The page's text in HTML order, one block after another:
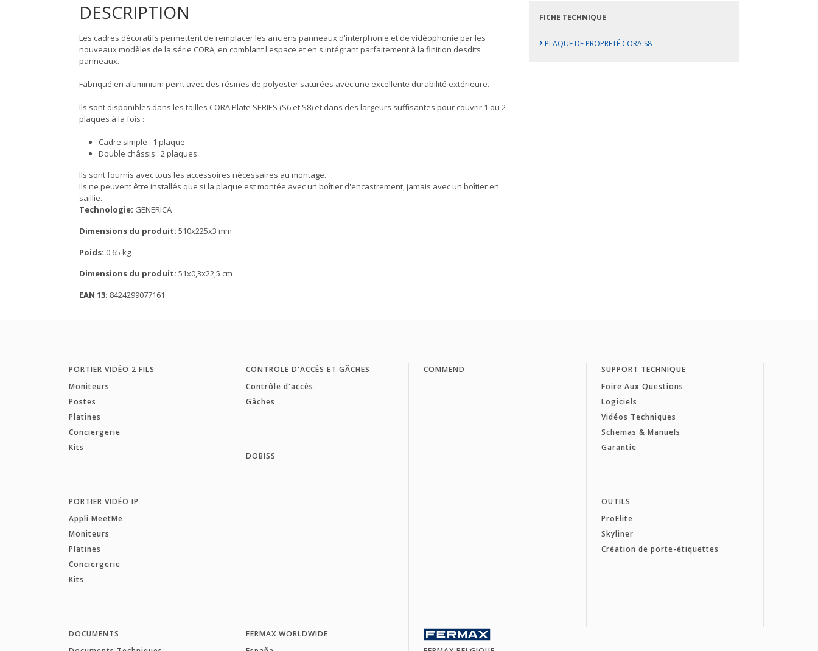
DESCRIPTION
Les cadres décoratifs permettent de remplacer les anciens panneaux d'interphonie et de vidéophonie par les
nouveaux modèles de la série CORA, en comblant l'espace et en s'intégrant parfaitement à la finition desdits
panneaux.
Fabriqué en aluminium peint avec des résines de polyester saturées avec une excellente durabilité extérieure.
Ils sont disponibles dans les tailles CORA Plate SERIES (S6 et S8) et dans des largeurs suffisantes pour couvrir 1 ou 2
plaques à la fois :
Cadre simple : 1 plaque
Double châssis : 2 plaques
Ils sont fournis avec tous les accessoires nécessaires au montage.
Ils ne peuvent être installés que si la plaque est montée avec un boîtier d'encastrement, jamais avec un boîtier en
saillie.
Technologie: GENERICA
Dimensions du produit: 510x225x3 mm
Poids: 0,65 kg
Dimensions du produit: 51x0,3x22,5 cm
EAN 13: 8424299077161
FICHE TECHNIQUE
› PLAQUE DE PROPRETÉ CORA S8
PORTIER VIDÉO 2 FILS
Moniteurs
Postes
Platines
Conciergerie
Kits
PORTIER VIDÉO IP
Appli MeetMe
Moniteurs
Platines
Conciergerie
Kits
CONTROLE D'ACCÈS ET GÂCHES
Contrôle d'accès
Gâches
DOBISS
COMMEND
SUPPORT TECHNIQUE
Foire Aux Questions
Logiciels
Vidéos Techniques
Schemas & Manuels
Garantie
OUTILS
ProElite
Skyliner
Création de porte-étiquettes
DOCUMENTS
FERMAX WORLDWIDE